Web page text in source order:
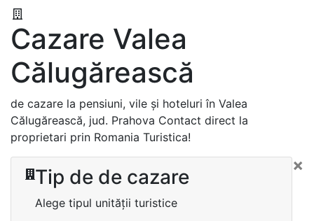
Cazare Valea
Călugărească
de cazare la pensiuni, vile și hoteluri în Valea
Călugărească, jud. Prahova Contact direct la
proprietari prin Romania Turistica!
×
Tip de de cazare
Alege tipul unității turistice